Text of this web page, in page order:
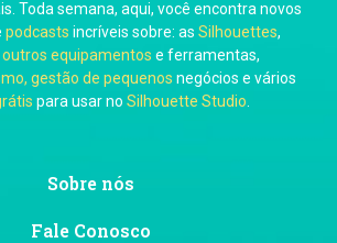
Ju Mirthes
Toda semana, aqui, você encontra novos
podcasts incríveis sobre: as Silhouettes,
outros equipamentos e ferramentas,
gestão de pequenos negócios e vários
para usar no Silhouette Studio
Sobre nós
Fale Conosco